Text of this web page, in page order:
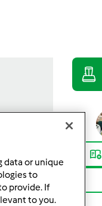
data or unique
to
provide. If
to you.